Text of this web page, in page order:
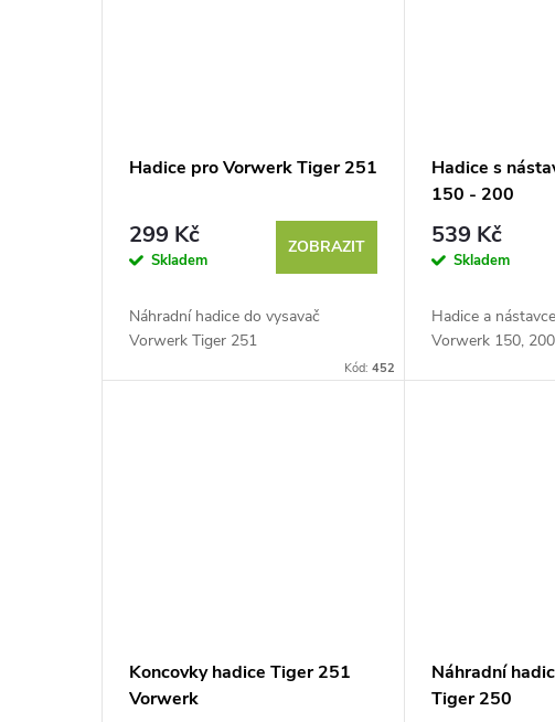
Hadice pro Vorwerk Tiger 251
299 Kč
Skladem
ZOBRAZIT
Náhradní hadice do vysavač
Vorwerk Tiger 251
Kód:452
Hadice s
150 - 200
539 Kč
Skladem
Hadice a
Vorwerk 150, 200
Koncovky hadice Tiger 251
Vorwerk
Náhradní
Tiger 250